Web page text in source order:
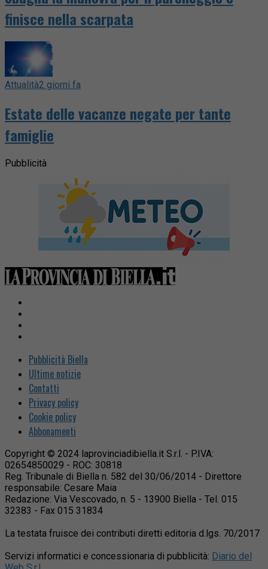
finisce nella scarpata
Attualità2 giorni fa
Estate delle vacanze negate per tante
famiglie
Pubblicità
Pubblicità Biella
Ultime notizie
Contatti
Privacy policy
Cookie policy
Abbonamenti
Copyright © 2024 laprovinciadibiella.it S.r.l. - P.IVA:
02654850029 - ROC: 30818
Reg. Tribunale di Biella n. 582 del 30/06/2014 - Direttore
responsabile: Cesare Maia
Redazione: Via Vescovado, n. 5 - 13900 Biella - Tel. 015
32383 - Fax 015 31834
La testata fruisce dei contributi diretti editoria d.lgs. 70/2017
Servizi informatici e concessionaria di pubblicità: Diario del